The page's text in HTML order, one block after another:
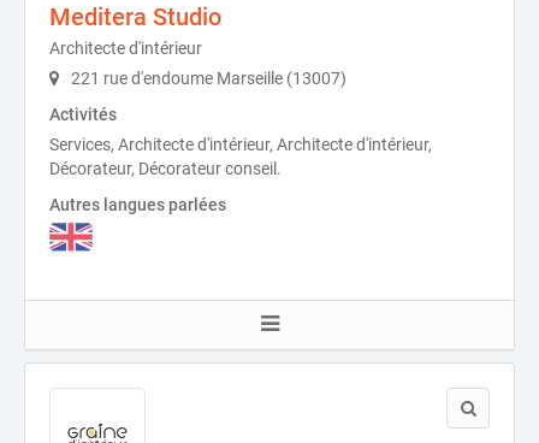
Meditera Studio
Architecte d'intérieur
221 rue d'endoume Marseille (13007)
Activités
Services, Architecte d'intérieur, Architecte d'intérieur,
Décorateur, Décorateur conseil.
Autres langues parlées